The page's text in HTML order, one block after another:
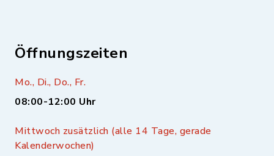
Öffnungszeiten
Mo., Di., Do., Fr.
08:00-12:00 Uhr
Mittwoch zusätzlich (alle 14 Tage, gerade
Kalenderwochen)